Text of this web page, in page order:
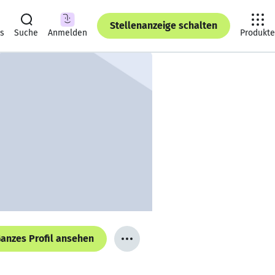
Suche Anmelden
Stellenanzeige schalten
Produkte
Profil ansehen